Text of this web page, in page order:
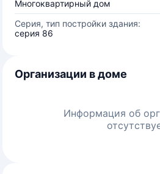
Многоквартирный дом
Серия, тип постройки здания:
серия 86
Организации в доме
Информация об